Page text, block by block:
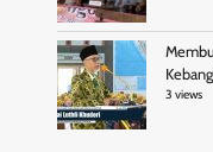
3 views